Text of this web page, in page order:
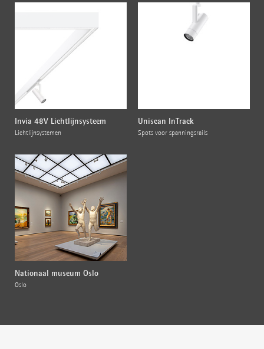
Invia 48V Lichtlijnsysteem
Lichtlijnsystemen
Uniscan InTrack
Spots voor spanningsrails
Nationaal museum Oslo
Oslo